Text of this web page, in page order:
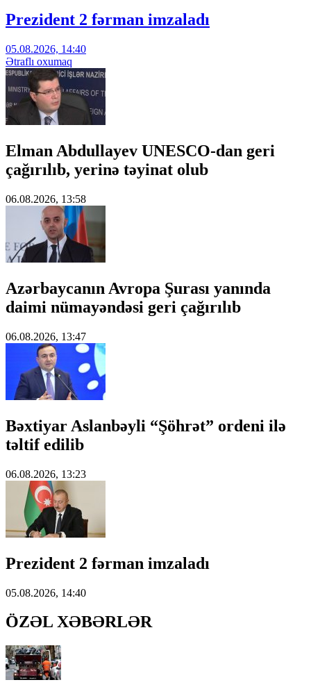
Prezident 2 fərman imzaladı
05.08.2026, 14:40
Ətraflı oxumaq
Elman Abdullayev UNESCO-dan geri
çağırılıb, yerinə təyinat olub
06.08.2026, 13:58
Azərbaycanın Avropa Şurası yanında
daimi nümayəndəsi geri çağırılıb
06.08.2026, 13:47
Bəxtiyar Aslanbəyli “Şöhrət” ordeni ilə
təltif edilib
06.08.2026, 13:23
Prezident 2 fərman imzaladı
05.08.2026, 14:40
ÖZƏL XƏBƏRLƏR